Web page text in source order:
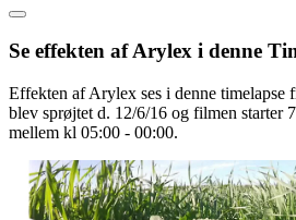
Se effekten af Arylex i denne
Effekten af Arylex ses i denne timelapse
blev sprøjtet d. 12/6/16 og filmen starter
mellem kl 05:00 - 00:00.